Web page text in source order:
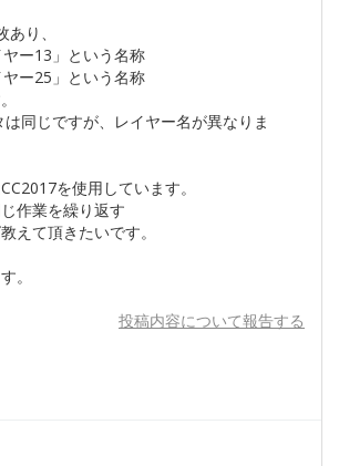
り、
ー13」という名称
ー25」という名称
同じですが、レイヤー名が異なりま
を使用しています。
作業を繰り返す
えて頂きたいです。
。
投稿内容について報告する